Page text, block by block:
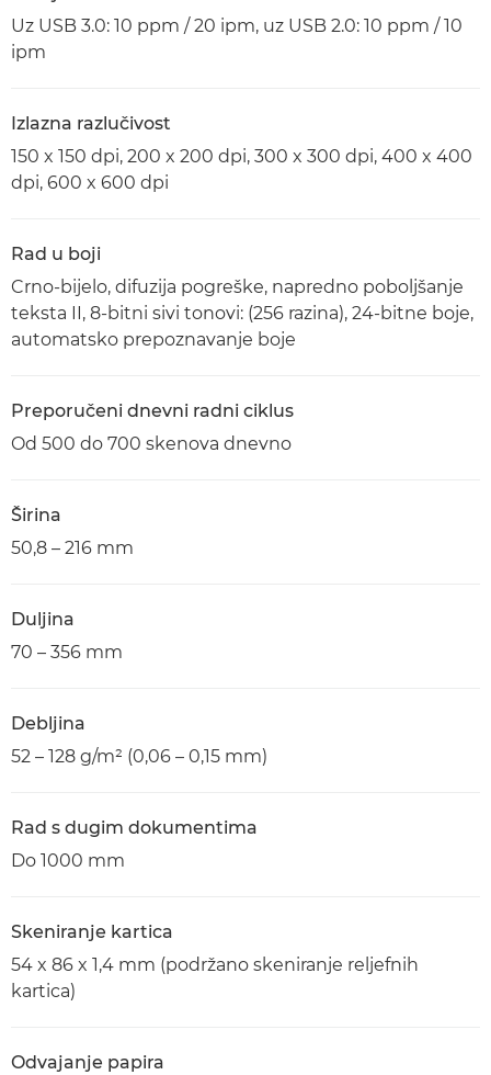
Uz USB 3.0: 10 ppm / 20 ipm, uz USB 2.0: 10 ppm / 10
ipm
Izlazna razlučivost
150 x 150 dpi, 200 x 200 dpi, 300 x 300 dpi, 400 x 400
dpi, 600 x 600 dpi
Rad u boji
Crno-bijelo, difuzija pogreške, napredno poboljšanje
teksta II, 8-bitni sivi tonovi: (256 razina), 24-bitne boje,
automatsko prepoznavanje boje
Preporučeni dnevni radni ciklus
Od 500 do 700 skenova dnevno
Širina
50,8 – 216 mm
Duljina
70 – 356 mm
Debljina
52 – 128 g/m² (0,06 – 0,15 mm)
Rad s dugim dokumentima
Do 1000 mm
Skeniranje kartica
54 x 86 x 1,4 mm (podržano skeniranje reljefnih
kartica)
Odvajanje papira